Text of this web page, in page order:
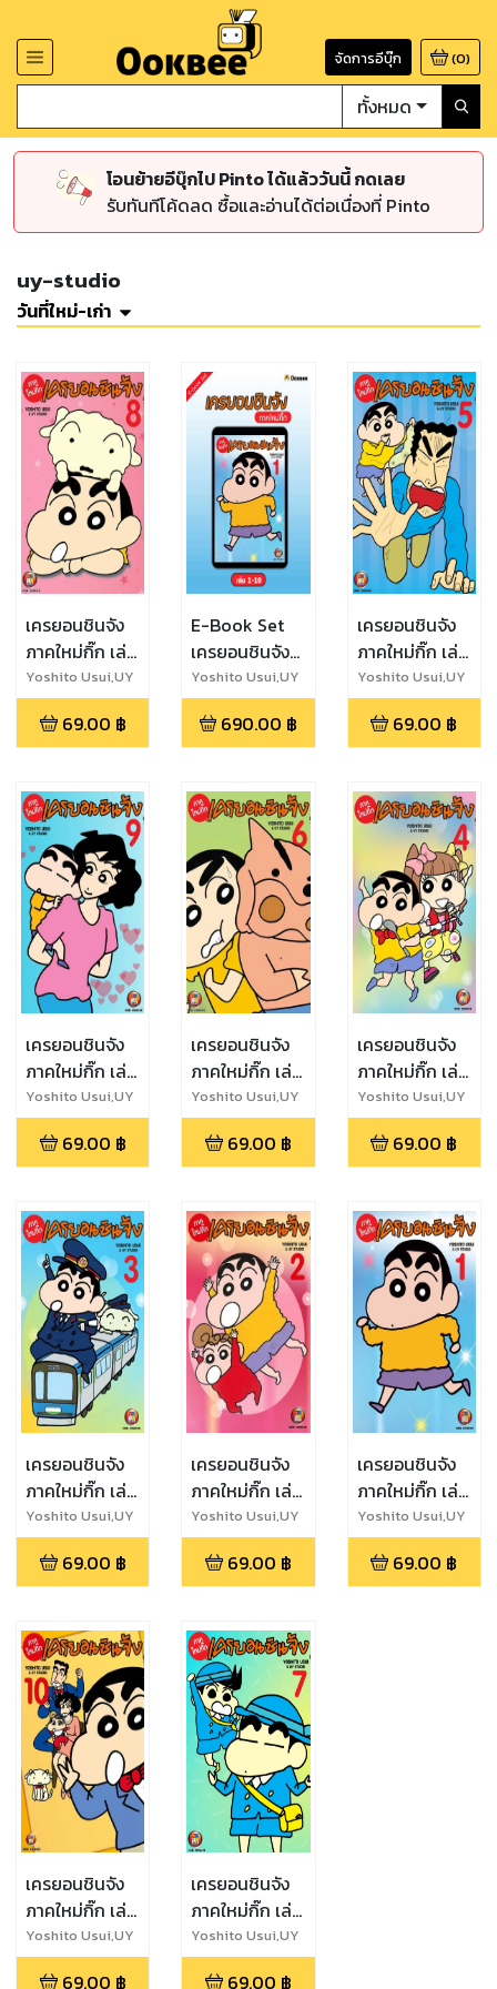
จัดการอีบุ๊ก (0)
ทั้งหมด
โอนย้ายอีบุ๊กไป Pinto ได้แล้ววันนี้ กดเลย
รับทันทีโค้ดลด ซื้อและอ่านได้ต่อเนื่องที่ Pinto
uy-studio
วันที่ใหม่-เก่า
เครยอนชินจัง
ภาคใหม่กิ๊ก เล่ม
8
Yoshito Usui,UY
Studio
69.00 ฿
E-Book Set
เครยอนชินจัง
ภาคใหม่กิ๊ก เล่ม
1-10
Yoshito Usui,UY
Studio
690.00 ฿
เครยอนชินจัง
ภาคใหม่กิ๊ก เล่ม
5
Yoshito Usui,UY
Studio
69.00 ฿
เครยอนชินจัง
ภาคใหม่กิ๊ก เล่ม
9
Yoshito Usui,UY
Studio
69.00 ฿
เครยอนชินจัง
ภาคใหม่กิ๊ก เล่ม
6
Yoshito Usui,UY
Studio
69.00 ฿
เครยอนชินจัง
ภาคใหม่กิ๊ก เล่ม
4
Yoshito Usui,UY
Studio
69.00 ฿
เครยอนชินจัง
ภาคใหม่กิ๊ก เล่ม
3
Yoshito Usui,UY
Studio
69.00 ฿
เครยอนชินจัง
ภาคใหม่กิ๊ก เล่ม
2
Yoshito Usui,UY
Studio
69.00 ฿
เครยอนชินจัง
ภาคใหม่กิ๊ก เล่ม
1Yoshito Usui,UY
Studio
69.00 ฿
เครยอนชินจัง
ภาคใหม่กิ๊ก เล่ม
10
Yoshito Usui,UY
Studio
69.00 ฿
เครยอนชินจัง
ภาคใหม่กิ๊ก เล่ม
7
Yoshito Usui,UY
Studio
69.00 ฿